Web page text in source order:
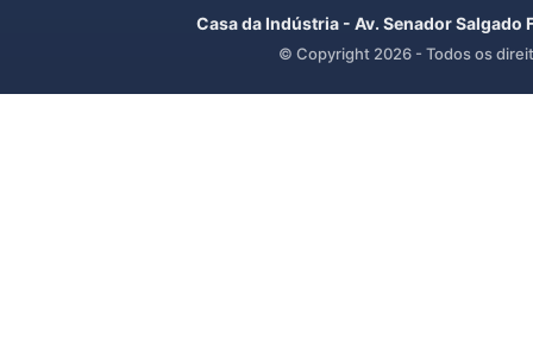
Casa da Indústria - Av. Senador
© Copyright 2026 - Todos os